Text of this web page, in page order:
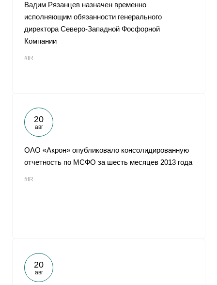
Вадим Рязанцев назначен временно
исполняющим обязанности генерального
директора Северо-Западной Фосфорной
Компании
#IR
20
авг
ОАО «Акрон» опубликовало консолидированную
отчетность по МСФО за шесть месяцев 2013 года
#IR
20
авг